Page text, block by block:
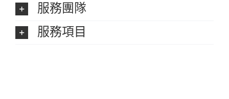
服務團隊
服務項目